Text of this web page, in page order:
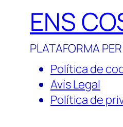
ENS
PLATAFORMA
Política de
Avís Legal
Política de